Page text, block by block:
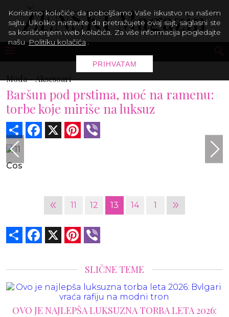
Moda -Aksesoari
Baršun pod prstima, moć na ramenu:
torbe koje miriše na luksuz
Share Facebook Pinterest
Cos
« 11 12 13 14 1 »
Share Facebook Pinterest
SLIČNE TEME
OVO JE NAJLEPŠA LUKSUZNA TORBA LETA 2026:
Koristimo kolačiće da poboljšamo Vaše iskustvo na našem
sajtu. Ukoliko nastavite da pretražujete ovaj sajt, saglasni ste
sa korišćenjem web kolačića. Za više informacija pogledajte
našu Politiku kolačića .
PRIHVATAM